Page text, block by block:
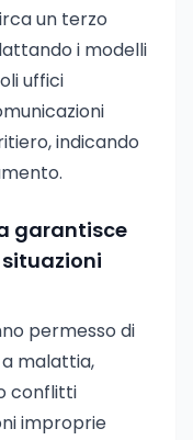
un terzo
i modelli
uffici
indicando
garantisce
permesso di
malattia,
conflitti
improprie